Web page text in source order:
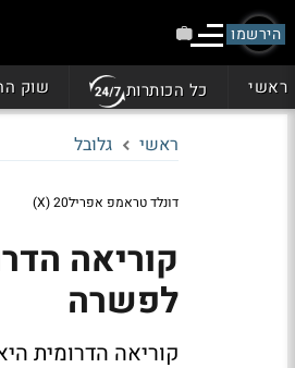
הירשמו
ראשי כל הכותרות שוק
ראשי גלובל
דונלד טראמפ אפריל20 (X)
קוריאה
לפשרה